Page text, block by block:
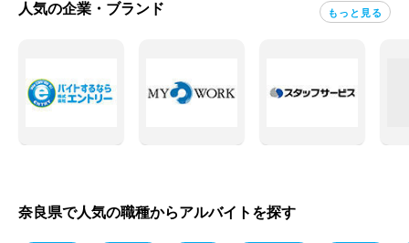
人気の企業・ブランド もっと見る
奈良県で人気の職種からアルバイトを探す